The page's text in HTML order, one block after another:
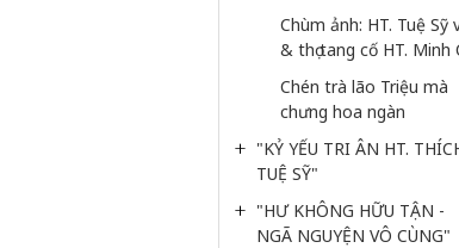
Chùm ảnh: HT. Tuệ Sỹ
& thọ tang cố HT. Minh
Chén trà lão Triệu mà
chưng hoa ngàn
"KỶ YẾU TRI ÂN HT.
TUỆ SỸ"
"HƯ KHÔNG HỮU TẬN -
NGÃ NGUYỆN VÔ CÙNG"